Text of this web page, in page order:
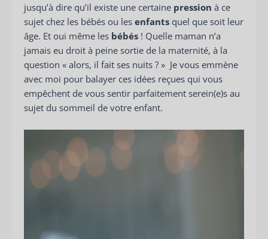
jusqu’à dire qu’il existe une certaine pression à ce
sujet chez les bébés ou les enfants quel que soit leur
âge. Et oui même les bébés ! Quelle maman n’a
jamais eu droit à peine sortie de la maternité, à la
question « alors, il fait ses nuits ? » Je vous emmène
avec moi pour balayer ces idées reçues qui vous
empêchent de vous sentir parfaitement serein(e)s au
sujet du sommeil de votre enfant.